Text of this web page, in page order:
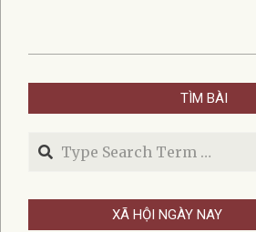
04-
20
TÌM BÀI
Search
XÃ HỘI NGÀY NAY